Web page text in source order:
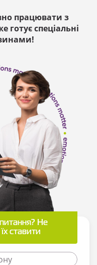
працювати з
готує спеціальні
Не
ставити